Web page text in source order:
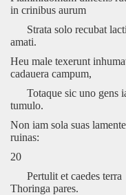
in crinibus aurum
Strata solo recubat
amati.
Heu male texerunt
cadauera campum,
Totaque sic uno gens
tumulo.
Non iam sola suas
ruinas:
20
Pertulit et caedes terra
Thoringa pares.